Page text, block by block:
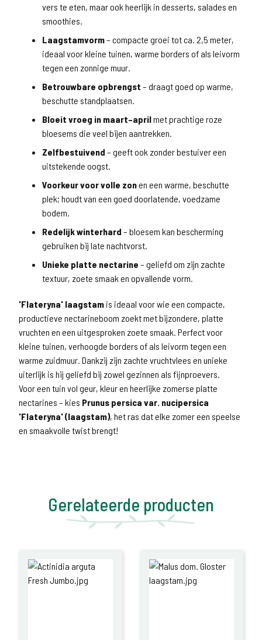
vers te eten, maar ook heerlijk in desserts, salades en
smoothies.
Laagstamvorm– compacte groei tot ca. 2,5 meter,
ideaal voor kleine tuinen, warme borders of als leivorm
tegen een zonnige muur.
Betrouwbare opbrengst – draagt goed op warme,
beschutte standplaatsen.
Bloeit vroeg in maart–aprilmet prachtige roze
bloesems die veel bijen aantrekken.
Zelfbestuivend – geeft ook zonder bestuiver een
uitstekende oogst.
Voorkeur voor volle zonen een warme, beschutte
plek; houdt van een goed doorlatende, voedzame
bodem.
Redelijk winterhard – bloesem kan bescherming
gebruiken bij late nachtvorst.
Unieke platte nectarine – geliefd om zijn zachte
textuur, zoete smaak en opvallende vorm.
'Flateryna' laagstam is ideaal voor wie een compacte,
productieve nectarineboom zoekt met bijzondere, platte
vruchten en een uitgesproken zoete smaak. Perfect voor
kleine tuinen, verhoogde borders of als leivorm tegen een
warme zuidmuur. Dankzij zijn zachte vruchtvlees en unieke
uiterlijk is hij geliefd bij zowel gezinnen als fijnproevers.
Voor een tuin vol geur, kleur en heerlijke zomerse platte
nectarines – kies Prunus persica var. nucipersica
'Flateryna' (laagstam), het ras dat elke zomer een speelse
en smaakvolle twist brengt!
Gerelateerde producten